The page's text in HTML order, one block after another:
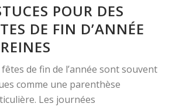
POUR DES
DE FIN D’ANNÉE
fêtes de fin de l’année sont souvent
comme une parenthèse
Les journées